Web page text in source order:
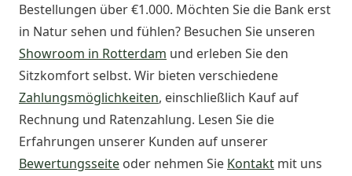
Bestellungen über €1.000. Möchten Sie die Bank erst
in Natur sehen und fühlen? Besuchen Sie unseren
Showroom in Rotterdam und erleben Sie den
Sitzkomfort selbst. Wir bieten verschiedene
Zahlungsmöglichkeiten, einschließlich Kauf auf
Rechnung und Ratenzahlung. Lesen Sie die
Erfahrungen unserer Kunden auf unserer
Bewertungsseite oder nehmen Sie Kontakt mit uns